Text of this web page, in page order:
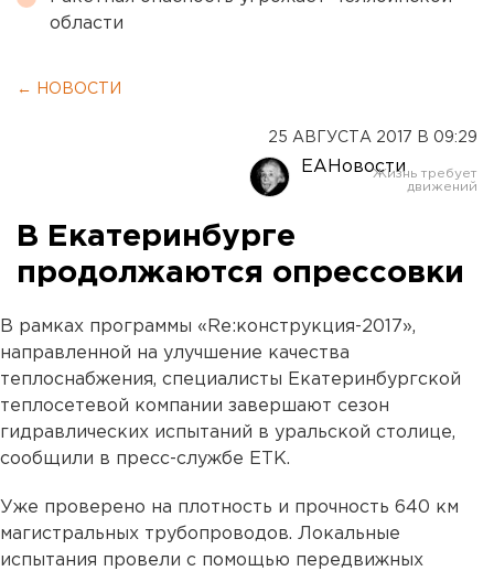
области
← НОВОСТИ
25 АВГУСТА 2017 В 09:29
ЕАНовости
В Екатеринбурге
продолжаются опрессовки
В рамках программы «Re:конструкция-2017»,
направленной на улучшение качества
теплоснабжения, специалисты Екатеринбургской
теплосетевой компании завершают сезон
гидравлических испытаний в уральской столице,
сообщили в пресс-службе ЕТК.
Уже проверено на плотность и прочность 640 км
магистральных трубопроводов. Локальные
испытания провели с помощью передвижных